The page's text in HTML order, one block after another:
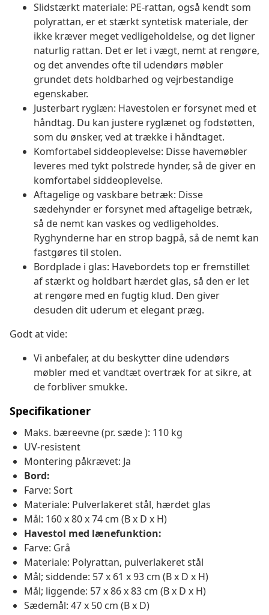
Slidstærkt materiale: PE-rattan, også kendt som
polyrattan, er et stærkt syntetisk materiale, der
ikke kræver meget vedligeholdelse, og det ligner
naturlig rattan. Det er let i vægt, nemt at rengøre,
og det anvendes ofte til udendørs møbler
grundet dets holdbarhed og vejrbestandige
egenskaber.
Justerbart ryglæn: Havestolen er forsynet med et
håndtag. Du kan justere ryglænet og fodstøtten,
som du ønsker, ved at trække i håndtaget.
Komfortabel siddeoplevelse: Disse havemøbler
leveres med tykt polstrede hynder, så de giver en
komfortabel siddeoplevelse.
Aftagelige og vaskbare betræk: Disse
sædehynder er forsynet med aftagelige betræk,
så de nemt kan vaskes og vedligeholdes.
Ryghynderne har en strop bagpå, så de nemt kan
fastgøres til stolen.
Bordplade i glas: Havebordets top er fremstillet
af stærkt og holdbart hærdet glas, så den er let
at rengøre med en fugtig klud. Den giver
desuden dit uderum et elegant præg.
Godt at vide:
Vi anbefaler, at du beskytter dine udendørs
møbler med et vandtæt overtræk for at sikre, at
de forbliver smukke.
Specifikationer
Maks. bæreevne (pr. sæde ): 110 kg
UV-resistent
Montering påkrævet: Ja
Bord:
Farve: Sort
Materiale: Pulverlakeret stål, hærdet glas
Mål: 160 x 80 x 74 cm (B x D x H)
Havestol med lænefunktion:
Farve: Grå
Materiale: Polyrattan, pulverlakeret stål
Mål; siddende: 57 x 61 x 93 cm (B x D x H)
Mål; liggende: 57 x 86 x 83 cm (B x D x H)
Sædemål: 47 x 50 cm (B x D)